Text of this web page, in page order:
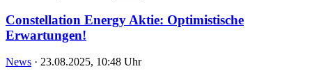
Constellation Energy Aktie: Optimistische
Erwartungen!
News · 23.08.2025, 10:48 Uhr